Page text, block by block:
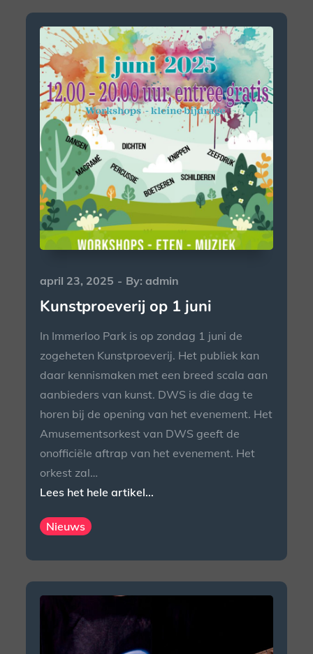
Posted
on
april 23, 2025 By:admin
Kunstproeverij op 1 juni
In Immerloo Park is op zondag 1 juni de
zogeheten Kunstproeverij. Het publiek kan
daar kennismaken met een breed scala aan
aanbieders van kunst. DWS is die dag te
horen bij de opening van het evenement. Het
Amusementsorkest van DWS geeft de
onofficiële aftrap van het evenement. Het
orkest zal…
Lees het hele artikel...
Nieuws